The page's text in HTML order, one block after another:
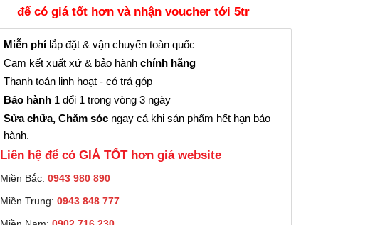
để có giá tốt hơn và nhận voucher tới 5tr
Miễn phílắp đặt & vận chuyển toàn quốc
Cam kết xuất xứ & bảo hành chính hãng
Thanh toán linh hoạt - có trả góp
Bảo hành 1 đổi 1 trong vòng 3 ngày
Sửa chữa, Chăm sóc ngay cả khi sản phẩm hết hạn bảo
hành.
Liên hệ để có GIÁ TỐThơn giá website
Miền Bắc: 0943 980 890
Miền Trung: 0943 848 777